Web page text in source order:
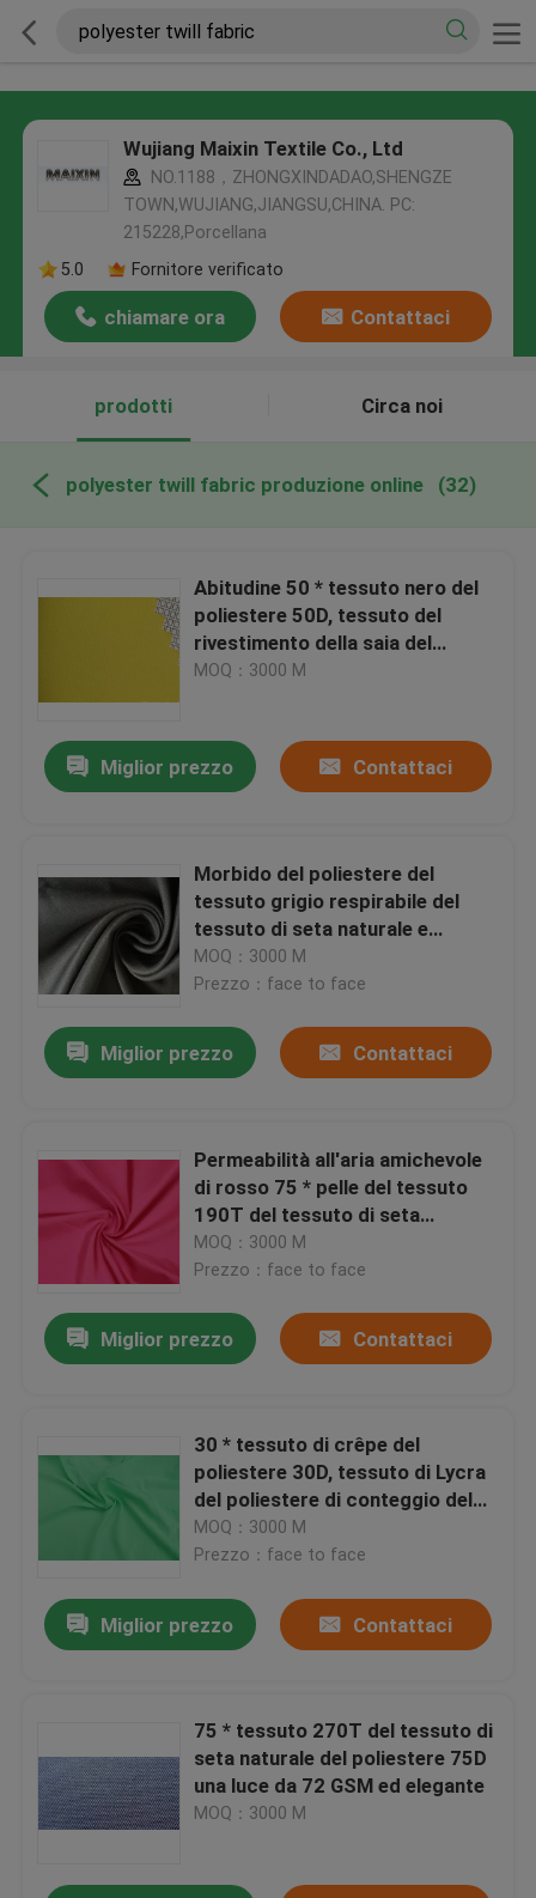
Wujiang Maixin Textile Co., Ltd
NO.1188，ZHONGXINDADAO,SHENGZE
TOWN,WUJIANG,JIANGSU,CHINA. PC:
215228,Porcellana
5.0
Fornitore verificato
chiamare ora Contattaci
prodotti Circa noi
polyester twill fabric produzione online (32)
Abitudine 50 * tessuto nero del
poliestere 50D, tessuto del
rivestimento della saia del
poliestere di 100%
MOQ：3000 M
Miglior prezzo Contattaci
Morbido del poliestere del
tessuto grigio respirabile del
tessuto di seta naturale e
comodo eccellenti per il
materiale della fodera
MOQ：3000 M
Prezzo：face to face
Miglior prezzo Contattaci
Permeabilità all'aria amichevole
di rosso 75 * pelle del tessuto
190T del tessuto di seta
naturale del poliestere 75D -
buona
MOQ：3000 M
Prezzo：face to face
Miglior prezzo Contattaci
30 * tessuto di crêpe del
poliestere 30D, tessuto di Lycra
del poliestere di conteggio del
filato 560T
MOQ：3000 M
Prezzo：face to face
Miglior prezzo Contattaci
75 * tessuto 270T del tessuto di
seta naturale del poliestere 75D
una luce da 72 GSM ed elegante
MOQ：3000 M